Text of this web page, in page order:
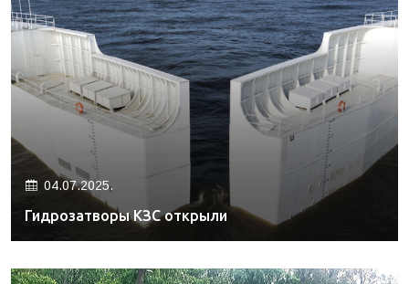
04.07.2025.
Гидрозатворы КЗС открыли